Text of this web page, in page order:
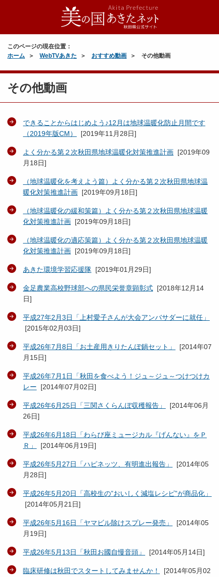
このページの現在位置：
ホーム
WebTVあきた おすすめ動画 その他動画
その他動画
できることからはじめよう♪12月は地球温暖化防止月間です
（2019年版CM）
[2019年11月28日]
よく分かる第２次秋田県地球温暖化対策推進計画 [2019年09
月18日]
（地球温暖化を考えよう篇）よく分かる第２次秋田県地球温
暖化対策推進計画 [2019年09月18日]
（地球温暖化の緩和策篇）よく分かる第２次秋田県地球温暖
化対策推進計画 [2019年09月18日]
（地球温暖化の適応策篇）よく分かる第２次秋田県地球温暖
化対策推進計画 [2019年09月18日]
あきた環境学習応援隊 [2019年01月29日]
金足農業高校野球部への県民栄誉章顕彰式 [2018年12月14
日]
平成27年2月3日「上村愛子さんが大会アンバサダーに就任」
[2015年02月03日]
平成26年7月8日「お土産用きりたんぽ鍋セット」 [2014年07
月15日]
平成26年7月1日「秋田を食べよう！ジュ～ジュ～つけつけカ
レー [2014年07月02日]
平成26年6月25日「三関さくらんぼ収穫報告」 [2014年06月
26日]
平成26年6月18日「わらび座ミュージカル『げんない』をＰ
Ｒ」
[2014年06月19日]
平成26年5月27日「ハピネッツ、有明進出報告」 [2014年05
月28日]
平成26年5月20日「高校生の”おいしく減塩レシピ”が商品化」
[2014年05月21日]
平成26年5月16日「ヤマビル除けスプレー発売」 [2014年05
月19日]
平成26年5月13日「秋田お國自慢音頭」 [2014年05月14日]
臨床研修は秋田でスタートしてみませんか！ [2014年05月02